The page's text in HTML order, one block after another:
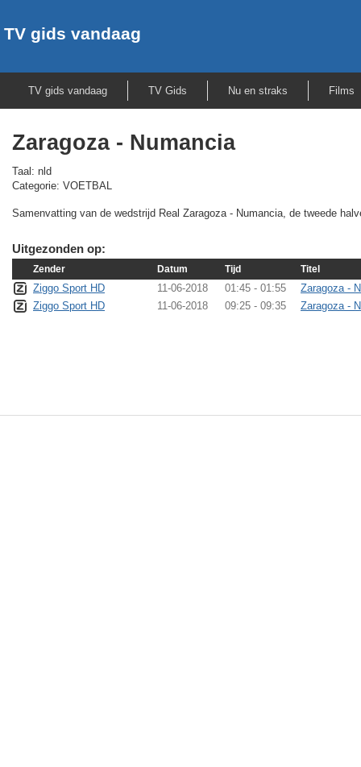
TV gids vandaag
TV gids vandaag TV Gids Nu en straks Films
Zaragoza - Numancia
Taal: nld
Categorie: VOETBAL
Samenvatting van de wedstrijd Real Zaragoza - Numancia, de tweede
Uitgezonden op:
Zender Datum Tijd Titel
Ziggo Sport HD 11-06-2018 01:45 - 01:55
Zaragoza -
Ziggo Sport HD
11-06-2018 09:25 - 09:35 Zaragoza -